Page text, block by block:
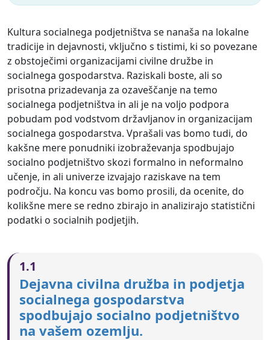
Kultura socialnega podjetništva se nanaša na lokalne
tradicije in dejavnosti, vključno s tistimi, ki so povezane
z obstoječimi organizacijami civilne družbe in
socialnega gospodarstva. Raziskali boste, ali so
prisotna prizadevanja za ozaveščanje na temo
socialnega podjetništva in ali je na voljo podpora
pobudam pod vodstvom državljanov in organizacijam
socialnega gospodarstva. Vprašali vas bomo tudi, do
kakšne mere ponudniki izobraževanja spodbujajo
socialno podjetništvo skozi formalno in neformalno
učenje, in ali univerze izvajajo raziskave na tem
področju. Na koncu vas bomo prosili, da ocenite, do
kolikšne mere se redno zbirajo in analizirajo statistični
podatki o socialnih podjetjih.
1.1
Dejavna civilna družba in podjetja
socialnega gospodarstva
spodbujajo socialno podjetništvo
na vašem ozemlju.